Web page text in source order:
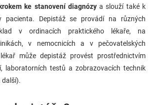
ke stanovení diagnózya slouží také k
pacienta. Depistáž se provádí na různých
v ordinacích praktického lékaře, na
v nemocnicích a v pečovatelských
může depistáž provést prostřednictvím
laboratorních testů a zobrazovacích technik
další).